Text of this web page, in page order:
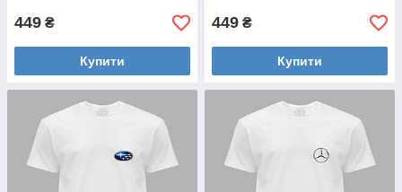
449 ₴
Купити
449 ₴
Купити